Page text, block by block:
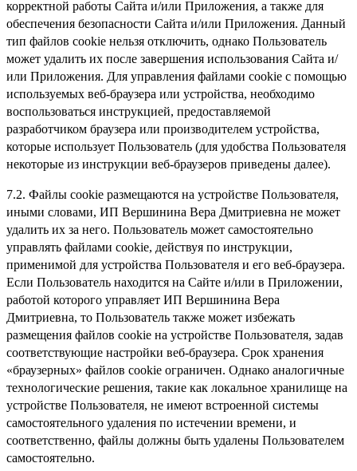
корректной работы Сайта и/или Приложения, а также для
обеспечения безопасности Сайта и/или Приложения. Данный
тип файлов cookie нельзя отключить, однако Пользователь
может удалить их после завершения использования Сайта и/
или Приложения. Для управления файлами cookie с помощью
используемых веб-браузера или устройства, необходимо
воспользоваться инструкцией, предоставляемой
разработчиком браузера или производителем устройства,
которые использует Пользователь (для удобства Пользователя
некоторые из инструкции веб-браузеров приведены далее).
7.2. Файлы cookie размещаются на устройстве Пользователя,
иными словами, ИП Вершинина Вера Дмитриевна не может
удалить их за него. Пользователь может самостоятельно
управлять файлами cookie, действуя по инструкции,
применимой для устройства Пользователя и его веб-браузера.
Если Пользователь находится на Сайте и/или в Приложении,
работой которого управляет ИП Вершинина Вера
Дмитриевна, то Пользователь также может избежать
размещения файлов cookie на устройстве Пользователя, задав
соответствующие настройки веб-браузера. Срок хранения
«браузерных» файлов cookie ограничен. Однако аналогичные
технологические решения, такие как локальное хранилище на
устройстве Пользователя, не имеют встроенной системы
самостоятельного удаления по истечении времени, и
соответственно, файлы должны быть удалены Пользователем
самостоятельно.